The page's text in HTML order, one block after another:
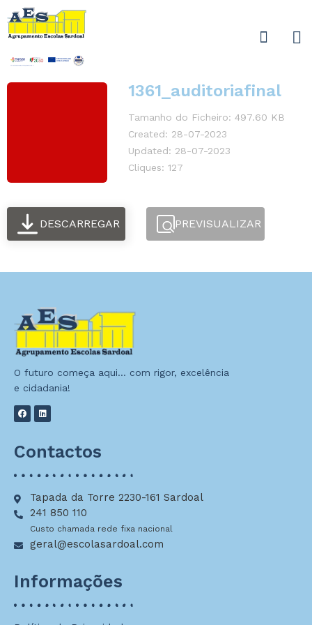
1361_auditoriafinal
Tamanho do Ficheiro: 497.60 KB
Created: 28-07-2023
Updated: 28-07-2023
Cliques: 127
DESCARREGAR PREVISUALIZAR
O futuro começa aqui… com rigor, excelência
e cidadania!
Contactos
Tapada da Torre 2230-161 Sardoal
241 850 110
Custo chamada rede fixa nacional
geral@escolasardoal.com
Informações